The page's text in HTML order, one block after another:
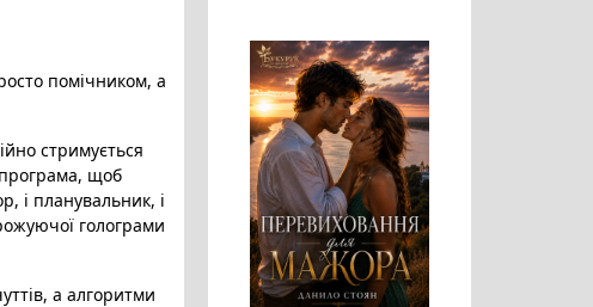
помічником, а
стримується
щоб
і планувальник, і
голограми
а алгоритми